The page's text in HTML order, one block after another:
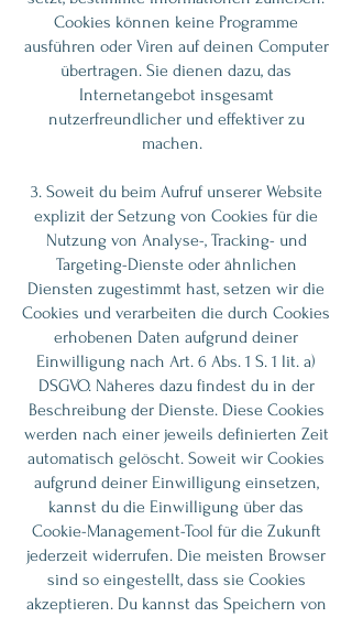
Cookies können keine Programme
ausführen oder Viren auf deinen Computer
übertragen. Sie dienen dazu, das
Internetangebot insgesamt
nutzerfreundlicher und effektiver zu
machen.
3. Soweit du beim Aufruf unserer Website
explizit der Setzung von Cookies für die
Nutzung von Analyse-, Tracking- und
Targeting-Dienste oder ähnlichen
Diensten zugestimmt hast, setzen wir die
Cookies und verarbeiten die durch Cookies
erhobenen Daten aufgrund deiner
Einwilligung nach Art. 6 Abs. 1 S. 1 lit. a)
DSGVO. Näheres dazu findest du in der
Beschreibung der Dienste. Diese Cookies
werden nach einer jeweils definierten Zeit
automatisch gelöscht. Soweit wir Cookies
aufgrund deiner Einwilligung einsetzen,
kannst du die Einwilligung über das
Cookie-Management-Tool für die Zukunft
jederzeit widerrufen. Die meisten Browser
sind so eingestellt, dass sie Cookies
akzeptieren. Du kannst das Speichern von